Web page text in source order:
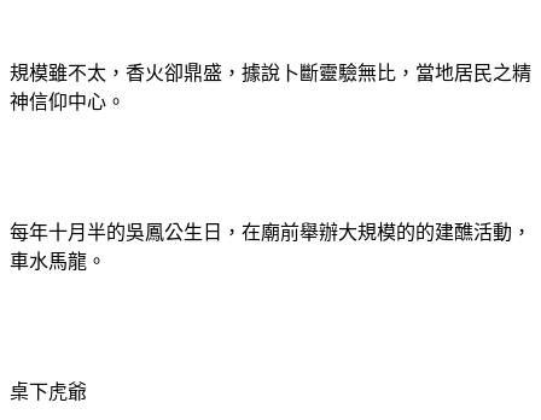
規模雖不太，香火卻鼎盛，據說卜斷靈驗無比，當地居民之精
神信仰中心。
每年十月半的吳鳳公生日，在廟前舉辦大規模的的建醮活動，
車水馬龍。
桌下虎爺